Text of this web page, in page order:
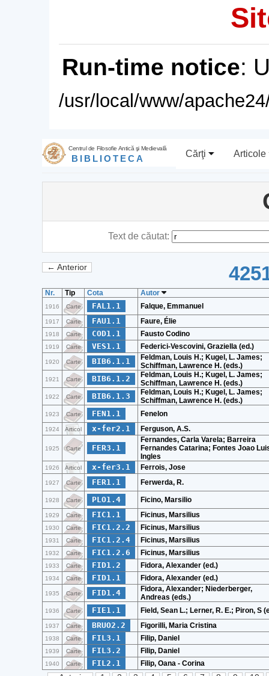
Run-time notice:
/usr/local/www/
Centrul de Filosofie Antică şi Medievală
BIBLIOTECA Cărţi Articole
Text de căutat:
← Anterior
Nr. Tip Cota Autor
1916 Carte FAL1.1 Falque, Emmanuel
1917 Carte FAU1.1 Faure, Élie
1918 Carte COD1.1 Fausto Codino
1919 Carte VES1.1 Federici-Vescovini, Graziella (ed.)
1920 Carte BIB6.1.1
Feldman, Louis H.; Kugel, L. James;
Schiffman, Lawrence H. (eds.)
1921 Carte BIB6.1.2
Feldman, Louis H.; Kugel, L. James;
Schiffman, Lawrence H. (eds.)
1922 Carte BIB6.1.3
Feldman, Louis H.; Kugel, L. James;
Schiffman, Lawrence H. (eds.)
1923 Carte FEN1.1 Fenelon
1924 Articol x-fer2.1 Ferguson, A.S.
1925 Carte FER3.1
Fernandes, Carla Varela; Barreira
Fernandes Catarina; Fontes Joao
Ingles
1926 Articol x-fer3.1 Ferrois, Jose
1927 Carte FER1.1 Ferwerda, R.
1928 Carte PLO1.4 Ficino, Marsilio
1929 Carte FIC1.1 Ficinus, Marsilius
1930 Carte FIC1.2.2 Ficinus, Marsilius
1931 Carte FIC1.2.4 Ficinus, Marsilius
1932 Carte FIC1.2.6 Ficinus, Marsilius
1933 Carte FID1.2 Fidora, Alexander (ed.)
1934 Carte FID1.1 Fidora, Alexander (ed.)
1935 Carte FID1.4
Fidora, Alexander; Niederberger,
Andreas (eds.)
1936 Carte FIE1.1 Field, Sean L.; Lerner, R. E.; Piron, S
1937 Carte BRUO2.2 Figorilli, Maria Cristina
1938 Carte FIL3.1 Filip, Daniel
1939 Carte FIL3.2 Filip, Daniel
1940 Carte FIL2.1 Filip, Oana - Corina